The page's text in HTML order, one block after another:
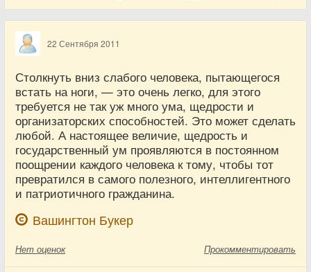
22 Сентября 2011
Столкнуть вниз слабого человека, пытающегося
встать на ноги, — это очень легко, для этого
требуется не так уж много ума, щедрости и
организаторских способностей. Это может сделать
любой. А настоящее величие, щедрость и
государственный ум проявляются в постоянном
поощрении каждого человека к тому, чтобы тот
превратился в самого полезного, интеллигентного
и патриотичного гражданина.
Вашингтон Букер
Нет оценок Прокомментировать